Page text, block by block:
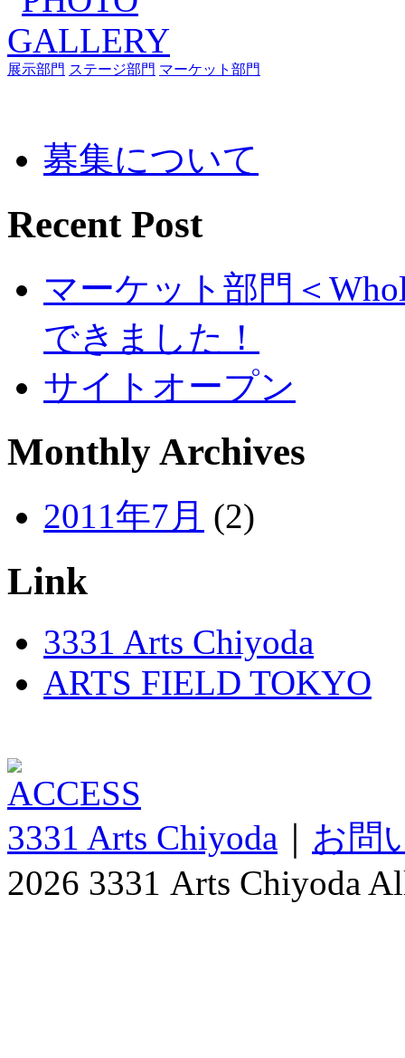
展示部門 ステージ部門 マーケット部門
募集について
Recent Post
マーケット部門＜
できました！
サイトオープン
Monthly Archives
2011年7月 (2)
Link
3331 Arts Chiyoda
ARTS FIELD TOKYO
3331 Arts Chiyoda
お問
2026 3331 Arts Chiyoda